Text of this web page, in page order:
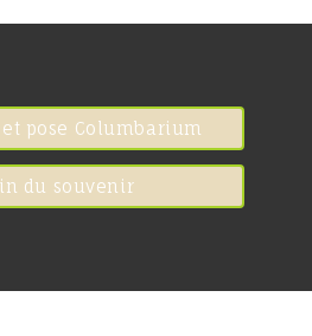
pose Columbarium
du souvenir